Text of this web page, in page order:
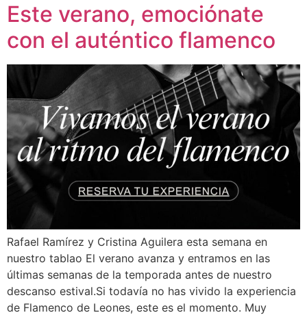
Este verano, emociónate
con el auténtico flamenco
Rafael Ramírez y Cristina Aguilera esta semana en
nuestro tablao El verano avanza y entramos en las
últimas semanas de la temporada antes de nuestro
descanso estival.Si todavía no has vivido la experiencia
de Flamenco de Leones, este es el momento. Muy